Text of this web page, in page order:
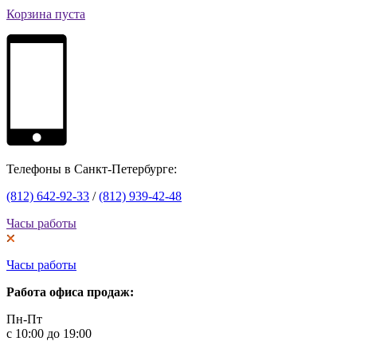
Корзина пуста
Телефоны в Санкт-Петербурге:
(812) 642-92-33 /(812) 939-42-48
Часы работы
Часы работы
Работа офиса продаж:
Пн-Пт
с 10:00 до 19:00